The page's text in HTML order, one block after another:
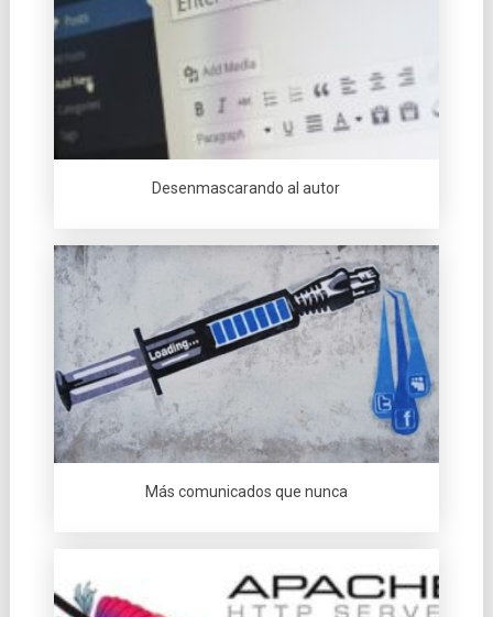
Desenmascarando al autor
Más comunicados que nunca